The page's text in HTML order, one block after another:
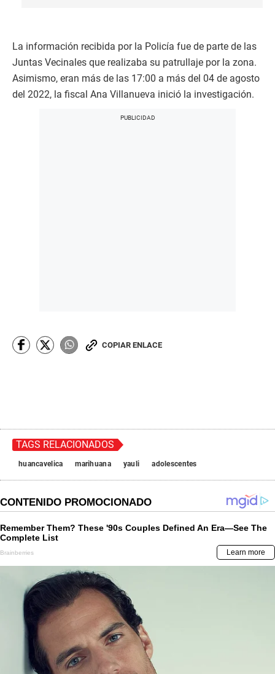
La información recibida por la Policía fue de parte de las
Juntas Vecinales que realizaba su patrullaje por la zona.
Asimismo, eran más de las 17:00 a más del 04 de agosto
del 2022, la fiscal Ana Villanueva inició la investigación.
COPIAR ENLACE
TAGS RELACIONADOS
huancavelica marihuana yauli adolescentes